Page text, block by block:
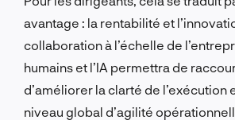
avantage : la rentabilité et
collaboration à l’échelle de
humains et l’IA permettra de
d’améliorer la clarté de l’exécution
niveau global d’agilité